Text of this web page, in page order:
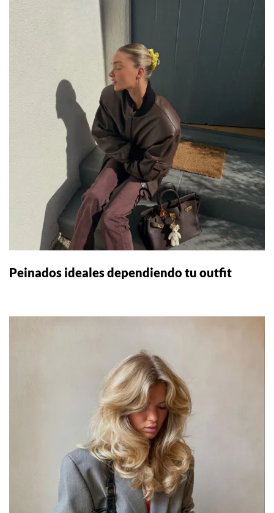
Peinados ideales dependiendo tu outfit